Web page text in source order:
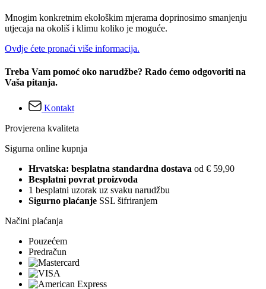
Mnogim konkretnim ekološkim mjerama doprinosimo smanjenju
utjecaja na okoliš i klimu koliko je moguće.
Ovdje ćete pronaći više informacija.
Treba Vam pomoć oko narudžbe? Rado ćemo odgovoriti na
Vaša pitanja.
Kontakt
Provjerena kvaliteta
Sigurna online kupnja
Hrvatska: besplatna standardna dostava od € 59,90
Besplatni povrat proizvoda
1 besplatni uzorak uz svaku narudžbu
Sigurno plaćanje SSL šifriranjem
Načini plaćanja
Pouzećem
Predračun